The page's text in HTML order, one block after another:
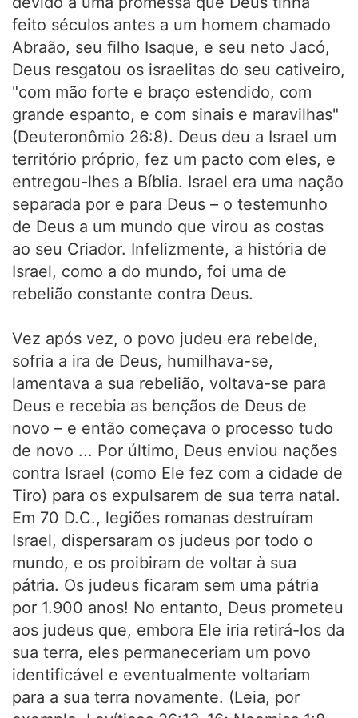
feito séculos antes a um homem chamado
Abraão, seu filho Isaque, e seu neto Jacó,
Deus resgatou os israelitas do seu cativeiro,
"com mão forte e braço estendido, com
grande espanto, e com sinais e maravilhas"
(Deuteronômio 26:8). Deus deu a Israel um
território próprio, fez um pacto com eles, e
entregou-lhes a Bíblia. Israel era uma nação
separada por e para Deus – o testemunho
de Deus a um mundo que virou as costas
ao seu Criador. Infelizmente, a história de
Israel, como a do mundo, foi uma de
rebelião constante contra Deus.
Vez após vez, o povo judeu era rebelde,
sofria a ira de Deus, humilhava-se,
lamentava a sua rebelião, voltava-se para
Deus e recebia as bençãos de Deus de
novo – e então começava o processo tudo
de novo ... Por último, Deus enviou nações
contra Israel (como Ele fez com a cidade de
Tiro) para os expulsarem de sua terra natal.
Em 70 D.C., legiões romanas destruíram
Israel, dispersaram os judeus por todo o
mundo, e os proibiram de voltar à sua
pátria. Os judeus ficaram sem uma pátria
por 1.900 anos! No entanto, Deus prometeu
aos judeus que, embora Ele iria retirá-los da
sua terra, eles permaneceriam um povo
identificável e eventualmente voltariam
para a sua terra novamente. (Leia, por